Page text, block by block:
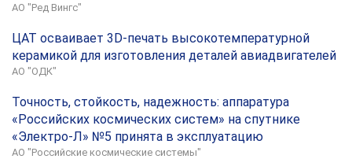
АО "Ред Вингс"
ЦАТ осваивает 3D-печать высокотемпературной
керамикой для изготовления деталей авиадвигателей
АО "ОДК"
Точность, стойкость, надежность: аппаратура
«Российских космических систем» на спутнике
«Электро-Л» №5 принята в эксплуатацию
АО "Российские космические системы"